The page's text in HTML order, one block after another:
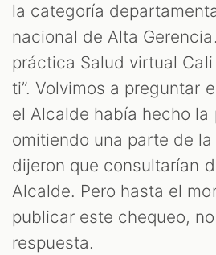
la categoría
nacional de Alta
práctica Salud virtual
ti”. Volvimos a preguntar
el Alcalde había hecho la
omitiendo una parte de
dijeron que consultarían
Alcalde. Pero hasta el
publicar este chequeo,
respuesta.